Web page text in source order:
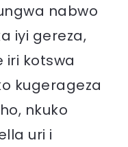
nabwo
iyi gereza,
iri kotswa
kugerageza
nkuko
uri i